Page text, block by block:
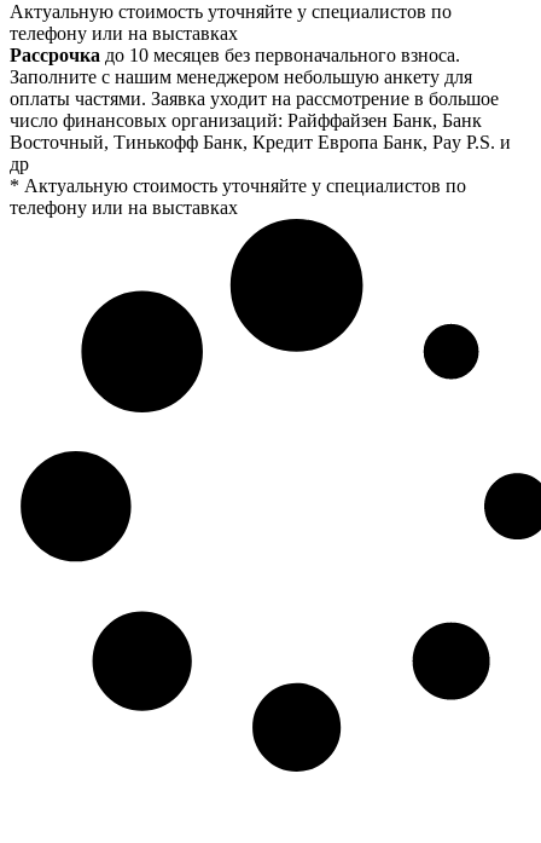
Актуальную стоимость уточняйте у специалистов по
телефону или на выставках
Рассрочка до 10 месяцев без первоначального взноса.
Заполните с нашим менеджером небольшую анкету для
оплаты частями. Заявка уходит на рассмотрение в большое
число финансовых организаций: Райффайзен Банк, Банк
Восточный, Тинькофф Банк, Кредит Европа Банк, Pay P.S. и
др
* Актуальную стоимость уточняйте у специалистов по
телефону или на выставках